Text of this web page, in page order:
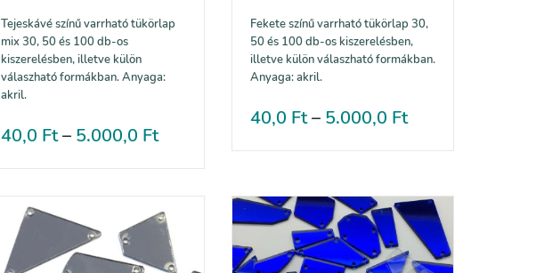
Tejeskávé színű varrható tükörlap
mix 30, 50 és 100 db-os
kiszerelésben, illetve külön
válaszható formákban. Anyaga:
akril.
40,0 Ft– 5.000,0 Ft
Fekete színű varrható tükörlap 30,
50 és 100 db-os kiszerelésben,
illetve külön válaszható formákban.
Anyaga: akril.
40,0 Ft– 5.000,0 Ft